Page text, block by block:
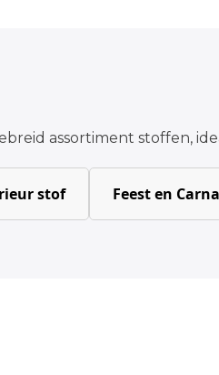
assortiment stoffen,
stof Feest en